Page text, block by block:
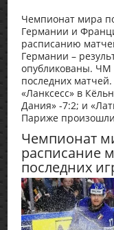
Чемпионат мира
Германии и
расписанию
Германии –
опубликованы. ЧМ
последних
«Ланксесс» в
Дания» -7:2; и
Париже
Чемпионат
расписание
последних